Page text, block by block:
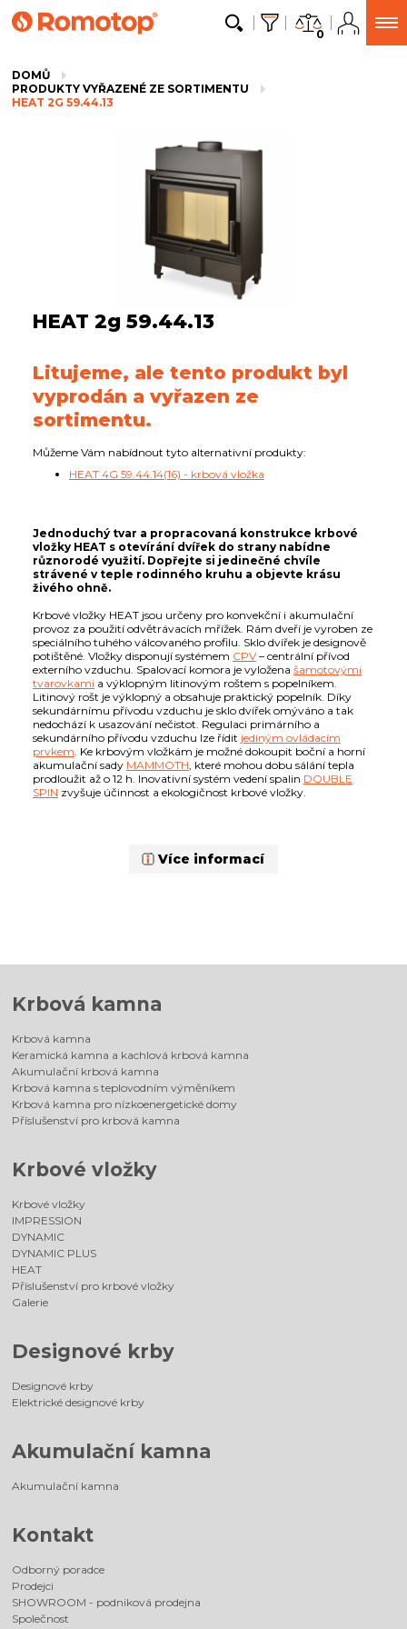
0
DOMŮ
PRODUKTY VYŘAZENÉ ZE SORTIMENTU
HEAT 2G 59.44.13
HEAT 2g 59.44.13
Litujeme, ale tento produkt byl
vyprodán a vyřazen ze
sortimentu.
Můžeme Vám nabídnout tyto alternativní produkty:
HEAT 4G 59.44.14(16) - krbová vložka
Jednoduchý tvar a propracovaná konstrukce krbové
vložky HEAT s otevírání dvířek do strany nabídne
různorodé využití. Dopřejte si jedinečné chvíle
strávené v teple rodinného kruhu a objevte krásu
živého ohně.
Krbové vložky HEAT jsou určeny pro konvekční i akumulační
provoz za použití odvětrávacích mřížek. Rám dveří je vyroben ze
speciálního tuhého válcovaného profilu. Sklo dvířek je designově
potištěné. Vložky disponují systémem CPV– centrální přívod
externího vzduchu. Spalovací komora je vyložena šamotovými
tvarovkami a výklopným litinovým roštem s popelníkem.
Litinový rošt je výklopný a obsahuje praktický popelník. Díky
sekundárnímu přívodu vzduchu je sklo dvířek omýváno a tak
nedochází k usazování nečistot. Regulaci primárního a
sekundárního přívodu vzduchu lze řídit jediným ovládacím
prvkem. Ke krbovým vložkám je možné dokoupit boční a horní
akumulační sady MAMMOTH, které mohou dobu sálání tepla
prodloužit až o 12 h. Inovativní systém vedení spalin DOUBLE
SPIN zvyšuje účinnost a ekologičnost krbové vložky.
Více informací
Krbová kamna
Krbová kamna
Keramická kamna a kachlová krbová kamna
Akumulační krbová kamna
Krbová kamna s teplovodním výměníkem
Krbová kamna pro nízkoenergetické domy
Příslušenství pro krbová kamna
Krbové vložky
Krbové vložky
IMPRESSION
DYNAMIC
DYNAMIC PLUS
HEAT
Příslušenství pro krbové vložky
Galerie
Designové krby
Designové krby
Elektrické designové krby
Akumulační kamna
Akumulační kamna
Kontakt
Odborný poradce
Prodejci
SHOWROOM - podniková prodejna
Společnost